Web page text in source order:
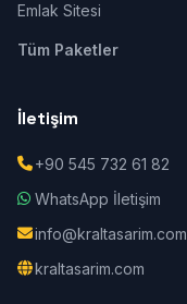
Emlak Sitesi
Tüm Paketler
İletişim
+90 545 732 61 82
WhatsApp İletişim
info@kraltasarim.com
kraltasarim.com